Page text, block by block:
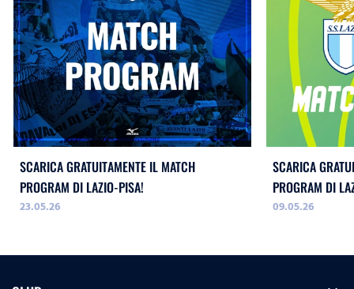
SCARICA GRATUITAMENTE IL MATCH
PROGRAM DI LAZIO-PISA!
23.05.26
SCARICA
PROGRAM DI
WOMEN!
09.05.26